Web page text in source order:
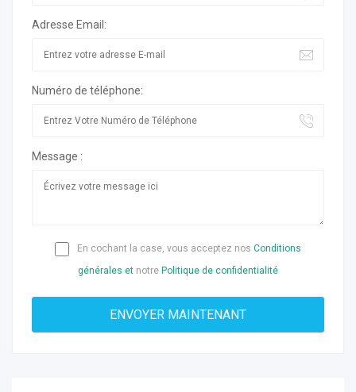
Adresse Email:
Numéro de téléphone:
Message :
En cochant la case, vous acceptez nos Conditions
générales et notre Politique de confidentialité